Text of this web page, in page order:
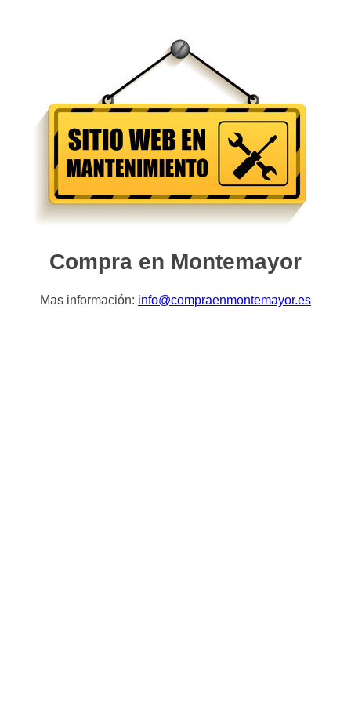
Compra en Montemayor
Mas información: info@compraenmontemayor.es